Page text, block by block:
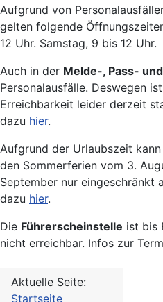
Aufgrund von
gelten folgende
12 Uhr. Samstag, 9 bis 12 Uhr.
Auch in der Melde-, Pass-
Personalausfälle. Deswegen
Erreichbarkeit leider derzeit
dazu hier.
Aufgrund der Urlaubszeit
den Sommerferien vom 3.
September nur eingeschränkt
dazu hier.
Die Führerscheinstelle ist bis
nicht erreichbar. Infos zur
Aktuelle Seite:
Startseite